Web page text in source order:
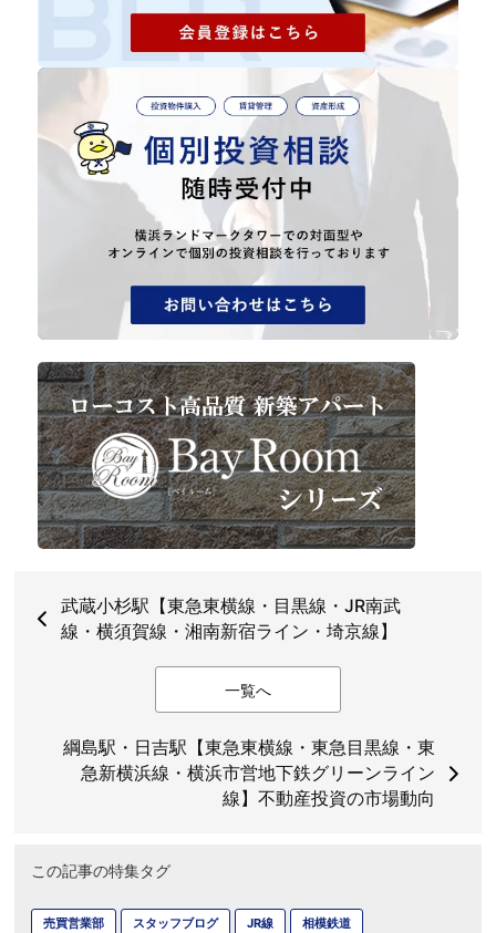
武蔵小杉駅【東急東横線・目黒線・JR南武
線・横須賀線・湘南新宿ライン・埼京線】
一覧へ
綱島駅・日吉駅【東急東横線・東急目黒線・東
急新横浜線・横浜市営地下鉄グリーンライン
線】不動産投資の市場動向
この記事の特集タグ
売買営業部 スタッフブログ JR線 相模鉄道